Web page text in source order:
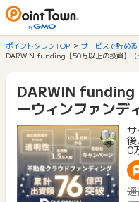
ポイントタウンTOP サービスで貯める
DARWIN funding【50万以上の投資】（
DARWIN funding
ーウィンファンデ
0